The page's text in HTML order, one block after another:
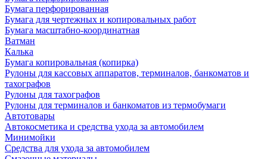
Бумага перфорированная
Бумага для чертежных и копировальных работ
Бумага масштабно-координатная
Ватман
Калька
Бумага копировальная (копирка)
Рулоны для кассовых аппаратов, терминалов, банкоматов и
тахографов
Рулоны для тахографов
Рулоны для терминалов и банкоматов из термобумаги
Автотовары
Автокосметика и средства ухода за автомобилем
Минимойки
Средства для ухода за автомобилем